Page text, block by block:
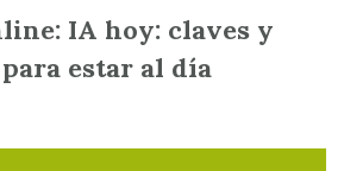
IA hoy: claves y
estar al día